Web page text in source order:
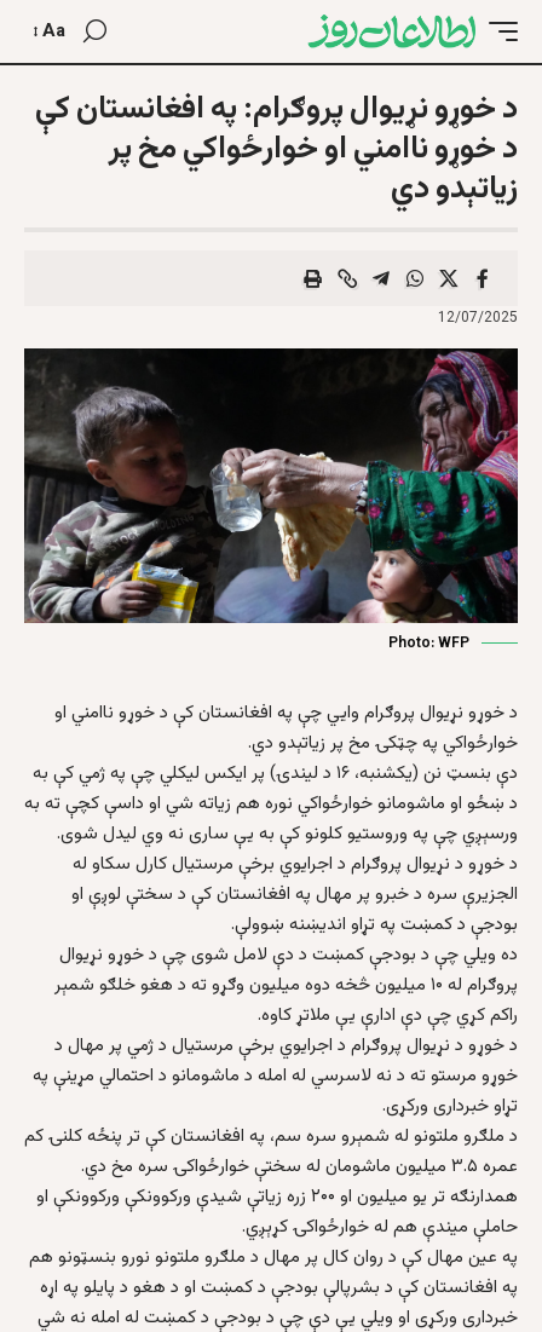
Aa
د خوړو نړیوال پروګرام: په افغانستان کې
د خوړو ناامني او خوارځواکي مخ پر
زیاتېدو دي
12/07/2025
Photo: WFP
د خوړو نړیوال پروګرام وایي چې په افغانستان کې د خوړو ناامني او
خوارځواکي په چټکۍ مخ پر زیاتېدو دي.
دې بنسټ نن (یکشنبه، ۱۶ د لیندۍ) پر ایکس لیکلي چې په ژمي کې به
د ښځو او ماشومانو خوارځواکي نوره هم زیاته شي او داسې کچې ته به
ورسېږي چې په وروستیو کلونو کې به یې ساری نه وي لیدل شوی.
د خوړو د نړیوال پروګرام د اجرایوي برخې مرستیال کارل سکاو له
الجزیرې سره د خبرو پر مهال په افغانستان کې د سختې لوږې او
بودجې د کمښت په تړاو اندیښنه ښوولې.
ده ویلي چې د بودجې کمښت د دې لامل شوی چې د خوړو نړیوال
پروګرام له ۱۰ میلیون څخه دوه میلیون وګړو ته د هغو خلګو شمېر
راکم کړي چې دې ادارې یې ملاتړ کاوه.
د خوړو د نړیوال پروګرام د اجرایوي برخې مرستیال د ژمي پر مهال د
خوړو مرستو ته د نه لاسرسي له امله د ماشومانو د احتمالي مړینې په
تړاو خبرداری ورکړی.
د ملګرو ملتونو له شمېرو سره سم، په افغانستان کې تر پنځه کلنۍ کم
عمره ۳.۵ میلیون ماشومان له سختې خوارځواکۍ سره مخ دي.
همدارنګه تر یو میلیون او ۲۰۰ زره زیاتې شیدې ورکوونکې ورکوونکې او
حاملې میندې هم له خوارځواکۍ کړېږي.
په عین مهال کې د روان کال پر مهال د ملګرو ملتونو نورو بنسټونو هم
په افغانستان کې د بشرپالې بودجې د کمښت او د هغو د پایلو په اړه
خبرداری ورکړی او ویلي یې دې چې د بودجې د کمښت له امله نه شي